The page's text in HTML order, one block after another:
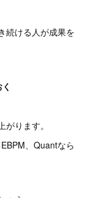
続ける人が成果を
ります。
、Quantなら